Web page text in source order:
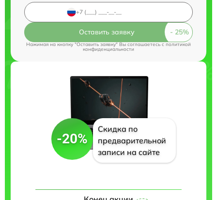
Оставить заявку
Нажимая на кнопку "Оставить заявку" Вы соглашаетесь cполитикой
конфиденциальности
-20%
Скидка по
предварительной
записи на сайте